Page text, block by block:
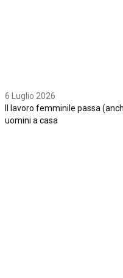
6 Luglio 2026
Il lavoro femminile passa
uomini a casa